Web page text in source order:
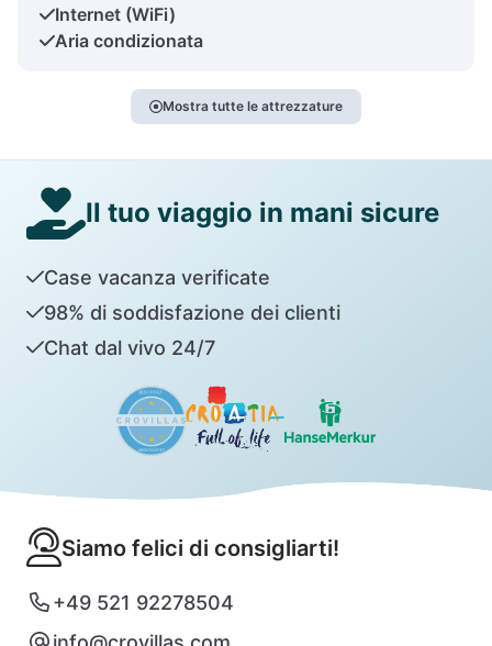
Internet (WiFi)
Aria condizionata
Mostra tutte le attrezzature
Il tuo viaggio in mani sicure
Case vacanza verificate
98% di soddisfazione dei clienti
Chat dal vivo 24/7
Siamo felici di consigliarti!
+49 521 92278504